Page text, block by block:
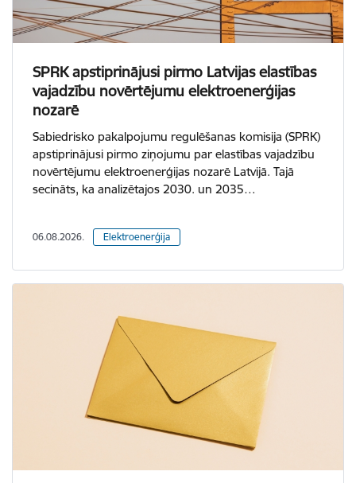
SPRK apstiprinājusi pirmo Latvijas elastības
vajadzību novērtējumu elektroenerģijas
nozarē
Sabiedrisko pakalpojumu regulēšanas komisija (SPRK)
apstiprinājusi pirmo ziņojumu par elastības vajadzību
novērtējumu elektroenerģijas nozarē Latvijā. Tajā
secināts, ka analizētajos 2030. un 2035…
06.08.2026. Elektroenerģija